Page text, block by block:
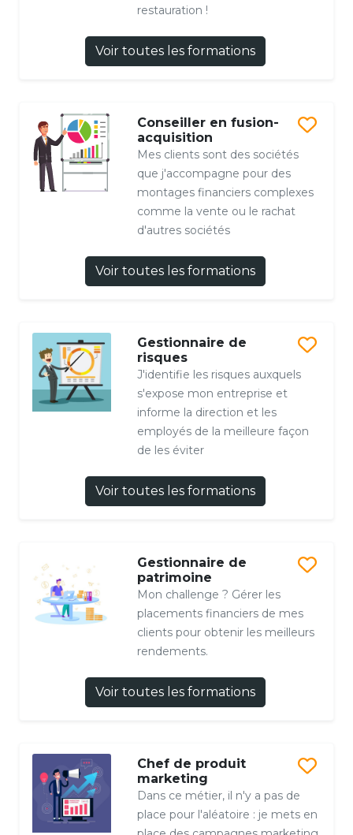
restauration !
Voir toutes les formations
Conseiller en fusion-
acquisition
Mes clients sont des sociétés
que j'accompagne pour des
montages financiers complexes
comme la vente ou le rachat
d'autres sociétés
Voir toutes les formations
Gestionnaire de
risques
J'identifie les risques auxquels
s'expose mon entreprise et
informe la direction et les
employés de la meilleure façon
de les éviter
Voir toutes les formations
Gestionnaire de
patrimoine
Mon challenge ? Gérer les
placements financiers de mes
clients pour obtenir les meilleurs
rendements.
Voir toutes les formations
Chef de produit
marketing
Dans ce métier, il n'y a pas de
place pour l'aléatoire : je mets en